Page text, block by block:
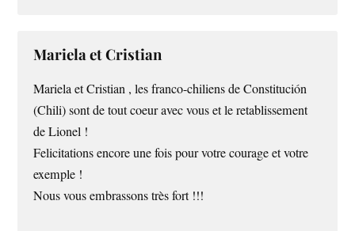
Mariela et Cristian
Mariela et Cristian , les franco-chiliens de Constitución
(Chili) sont de tout coeur avec vous et le retablissement
de Lionel !
Felicitations encore une fois pour votre courage et votre
exemple !
Nous vous embrassons très fort !!!